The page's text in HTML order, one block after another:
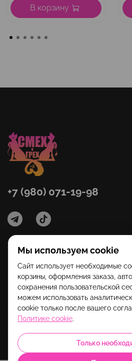
В корзину
Категории
Помощь
Информация
+7 (980) 071-19-98
Мы используем cookie
Сайт использует необходимые
корзины, оформления заказа,
сохранения пользовательской
можем использовать
cookie только после вашего
Политике cookie.
Только